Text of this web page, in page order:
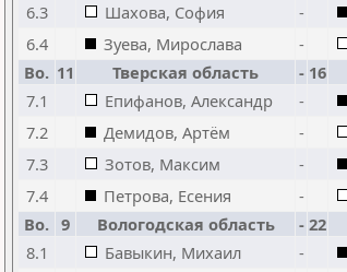
6.3
Шахова, София -
6.4
Зуева, Мирослава -
Bo. 11 Тверская область - 16
7.1
Епифанов, Александр -
7.2
Демидов, Артём -
7.3
Зотов, Максим -
7.4
Петрова, Есения -
Bo. 9 Вологодская область - 22
8.1
Бавыкин, Михаил -